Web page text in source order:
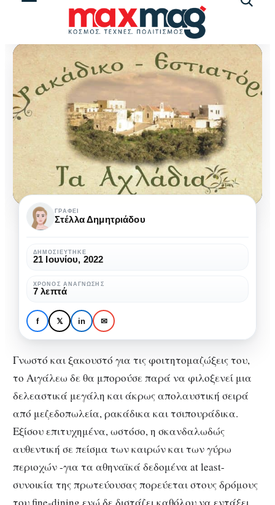
CITY GUIDE ΑΘΉΝΑ
Τα 10 εστιατόρια στο
Αιγάλεω που
σκορπίζουν γευστικές
απολαύσεις!
εστιατόρια
στο
Αιγάλεω
που
σκορπίζουν
γευστικές
ΓΡΆΦΕΙ
Στέλλα Δημητριάδου
ΔΗΜΟΣΙΕΎΤΗΚΕ
21 Ιουνίου, 2022
ΧΡΌΝΟΣ ΑΝΆΓΝΩΣΗΣ
7 λεπτά
f 𝕏 in ✉
Γνωστό και ξακουστό για τις φοιτητομαζώξεις του,
το Αιγάλεω δε θα μπορούσε παρά να φιλοξενεί μια
δελεαστικά μεγάλη και άκρως απολαυστική σειρά
από μεζεδοπωλεία, ρακάδικα και τσιπουράδικα.
Εξίσου επιτυχημένα, ωστόσο, η σκανδαλωδώς
αυθεντική σε πείσμα των καιρών και των γύρω
περιοχών -για τα αθηναϊκά δεδομένα at least-
συνοικία της πρωτεύουσας πορεύεται στους δρόμους